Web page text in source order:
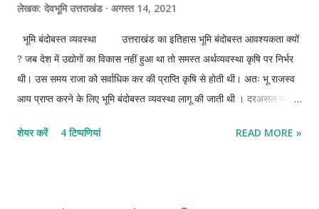
लेखक: देवभूमि उत्तराखंड अगस्त 14, 2021
भूमि बंदोबस्त व्यवस्था उत्तराखंड का इतिहास भूमि बंदोबस्त आवश्यकता क्यों
? जब देश में उद्योगों का विकास नहीं हुआ था तो समस्त अर्थव्यवस्था कृषि पर निर्भर
थी। उस समय राजा को सर्वाधिक कर की प्राप्ति कृषि से होती थी। अतः भू राजस्व
आय प्राप्त करने के लिए भूमि बंदोबस्त व्यवस्था लागू की जाती थी । दरअसल जब भी
ब्रिटिश शासन से पहले सभी शासकों ने मनुस्मृति में उल्लेखित भूमि बंदोबस्त व्यवस्था
शेयर करें 4 टिप्पणियां READ MORE »